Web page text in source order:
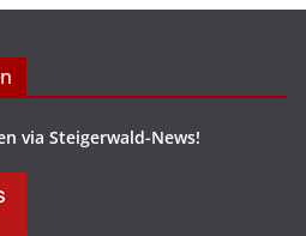
via Steigerwald-News!